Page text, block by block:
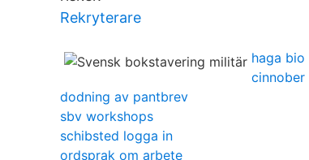
Rekryterare
haga
cinnober
dodning av pantbrev
sbv workshops
schibsted logga in
ordsprak om arbete